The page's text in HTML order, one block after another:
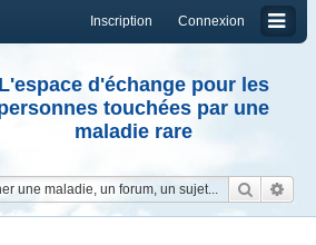
Connexion
Inscription
L'espace d'échange pour les
touchées par une
maladie rare